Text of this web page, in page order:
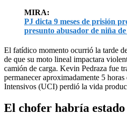
MIRA:
PJ dicta 9 meses de prisión
presunto abusador de niña
El fatídico momento ocurrió la tarde
de que su moto lineal impactara
camión de carga. Kevin Pedraza fue
permanecer aproximadamente 5
Intensivos (UCI) perdió la vida
El chofer habría